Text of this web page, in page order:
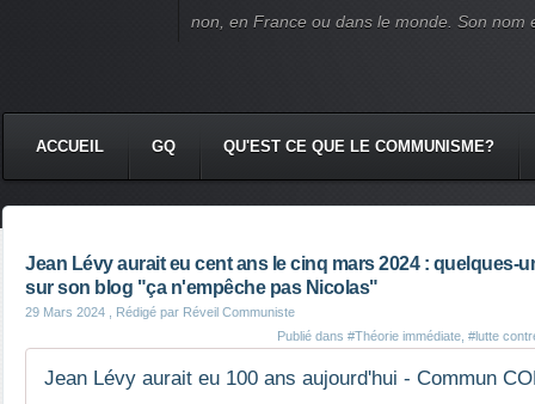
non, en France ou dans le monde. Son nom
ACCUEIL GQ QU'EST CE QUE LE COMMUNISME?
Jean Lévy aurait eu cent ans le cinq mars 2024 : quelques-
sur son blog "ça n'empêche pas Nicolas"
29 Mars 2024 , Rédigé par Réveil Communiste
Publié dans #Théorie immédiate #lutte